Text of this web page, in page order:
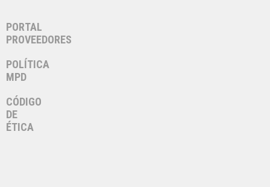
PORTAL
PROVEEDORES
POLÍTICA
MPD
CÓDIGO
DE
ÉTICA